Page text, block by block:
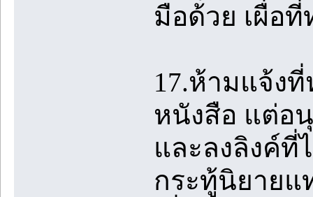
มือด้วย เผื่อ
17.ห้ามแจ้ง
หนังสือ แต่อ
และลงลิงค์ที่
กระทู้นิยาย